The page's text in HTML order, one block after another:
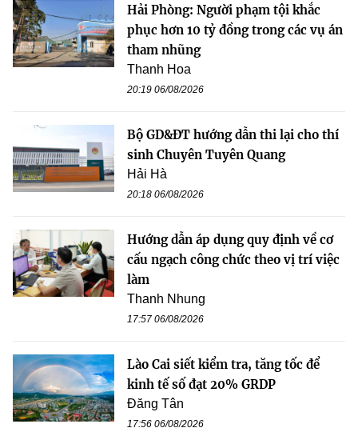
Hải Phòng: Người phạm tội khắc
phục hơn 10 tỷ đồng trong các vụ án
tham nhũng
Thanh Hoa
20:19 06/08/2026
Bộ GD&ĐT hướng dẫn thi lại cho thí
sinh Chuyên Tuyên Quang
Hải Hà
20:18 06/08/2026
Hướng dẫn áp dụng quy định về cơ
cấu ngạch công chức theo vị trí việc
làm
Thanh Nhung
17:57 06/08/2026
Lào Cai siết kiểm tra, tăng tốc để
kinh tế số đạt 20% GRDP
Đăng Tân
17:56 06/08/2026